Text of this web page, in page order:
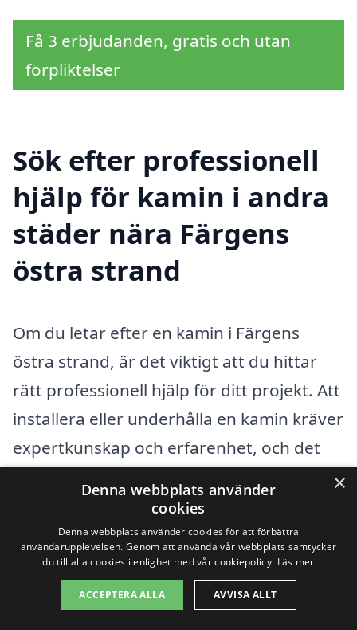
Få 3 erbjudanden, gratis och utan
förpliktelser
Sök efter professionell
hjälp för kamin i andra
städer nära Färgens
östra strand
Om du letar efter en kamin i Färgens
östra strand, är det viktigt att du hittar
rätt professionell hjälp för ditt projekt. Att
installera eller underhålla en kamin kräver
expertkunskap och erfarenhet, och det
bistå dig med dina behov. När du söker
hjälp kan det vara en bra idé att eventuell
titta på företag i omkringliggande städer,
Alingsås, Nödinge,Göteborg
×
Denna webbplats använder
cookies
Denna webbplats använder cookies för att förbättra
användarupplevelsen. Genom att använda vår webbplats samtycker
du till alla cookies i enlighet med vår cookiepolicy. Läs mer
ACCEPTERA ALLA AVVISA ALLT